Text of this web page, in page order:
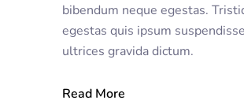
bibendum neque egestas.
egestas quis ipsum suspendisse
ultrices gravida dictum.
Read More